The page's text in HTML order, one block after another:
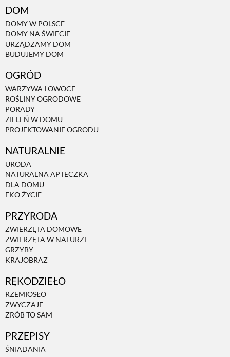
DOM
DOMY W POLSCE
DOMY NA ŚWIECIE
URZĄDZAMY DOM
BUDUJEMY DOM
OGRÓD
WARZYWA I OWOCE
ROŚLINY OGRODOWE
PORADY
ZIELEŃ W DOMU
PROJEKTOWANIE OGRODU
NATURALNIE
URODA
NATURALNA APTECZKA
DLA DOMU
EKO ŻYCIE
PRZYRODA
ZWIERZĘTA DOMOWE
ZWIERZĘTA W NATURZE
GRZYBY
KRAJOBRAZ
RĘKODZIEŁO
RZEMIOSŁO
ZWYCZAJE
ZRÓB TO SAM
PRZEPISY
ŚNIADANIA